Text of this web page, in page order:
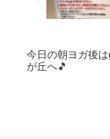
今日の朝ヨガ後
が丘へ🎵